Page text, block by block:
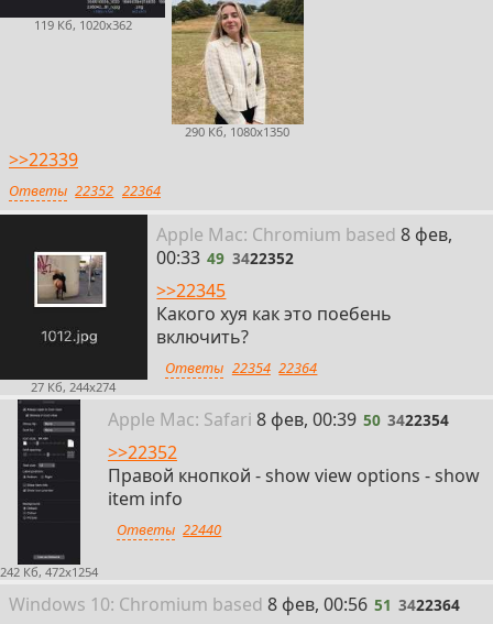
119 Кб, 1020x362
290 Кб, 1080x1350
>>22339
Ответы 22352 22364
27 Кб, 244x274
Apple Mac: Chromium based 49
8 фев,
00:33 49 3422352
>>22345
Какого хуя как это поебень
включить?
Ответы 22354 22364
242 Кб, 472x1254
Apple Mac: Safari 50
8 фев, 00:39 50 3422354
>>22352
Правой кнопкой - show view options - show
item info
Ответы 22440
Windows 10: Chromium based 51
8 фев, 00:56 51 3422364